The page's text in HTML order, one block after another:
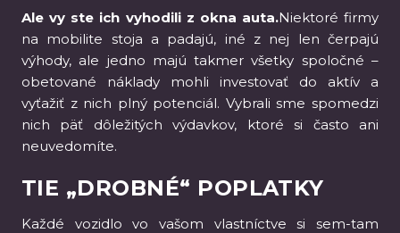
Ale vy ste ich vyhodili z okna auta.Niektoré firmy
na mobilite stoja a padajú, iné z nej len čerpajú
výhody, ale jedno majú takmer všetky spoločné –
obetované náklady mohli investovať do aktív a
vyťažiť z nich plný potenciál. Vybrali sme spomedzi
nich päť dôležitých výdavkov, ktoré si často ani
neuvedomíte.
TIE „DROBNÉ“ POPLATKY
Každé vozidlo vo vašom vlastníctve si sem-tam